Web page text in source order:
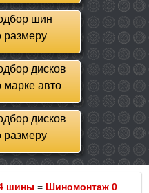
шин
размеру
дисков
марке авто
дисков
размеру
шины = Шиномонтаж 0